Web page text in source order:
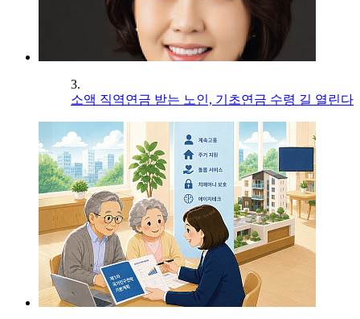
3.
소액 직역연금 받는 노인, 기초연금 수령 길 열린다